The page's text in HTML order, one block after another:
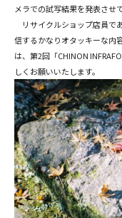
メラでの試写結果を発表させ
リサイクルショップ店員で
信するかなりオタッキーな内
は、第2回「CHINON
しくお願いいたします。